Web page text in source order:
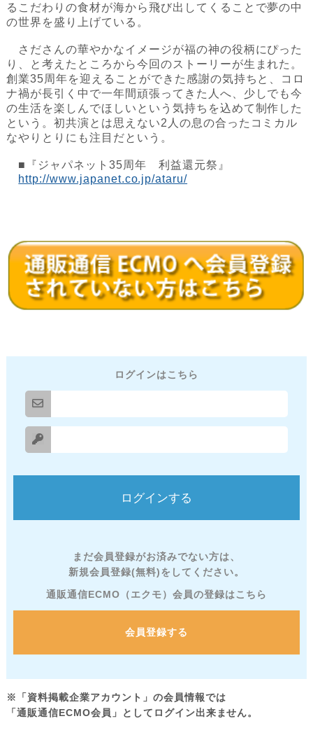
るこだわりの食材が海から飛び出してくることで夢の中
の世界を盛り上げている。
さださんの華やかなイメージが福の神の役柄にぴった
り、と考えたところから今回のストーリーが生まれた。
創業35周年を迎えることができた感謝の気持ちと、コロ
ナ禍が長引く中で一年間頑張ってきた人へ、少しでも今
の生活を楽しんでほしいという気持ちを込めて制作した
という。初共演とは思えない2人の息の合ったコミカル
なやりとりにも注目だという。
■『ジャパネット35周年 利益還元祭』
http://www.japanet.co.jp/ataru/
ログインはこちら
まだ会員登録がお済みでない方は、
新規会員登録(無料)をしてください。
通販通信ECMO（エクモ）会員の登録はこちら
会員登録する
※「資料掲載企業アカウント」の会員情報では
「通販通信ECMO会員」としてログイン出来ません。